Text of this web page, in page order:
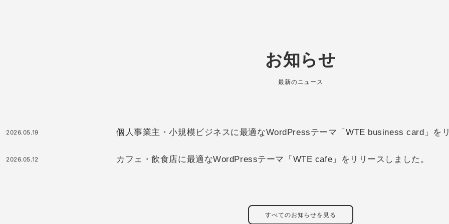
お知らせ
最新のニュース
2026.05.19 個人事業主・小規模ビジネスに最適なWordPressテーマ「WTE business card」を
2026.05.12 カフェ・飲食店に最適なWordPressテーマ「WTE cafe」をリリースしました。
すべてのお知らせを見る